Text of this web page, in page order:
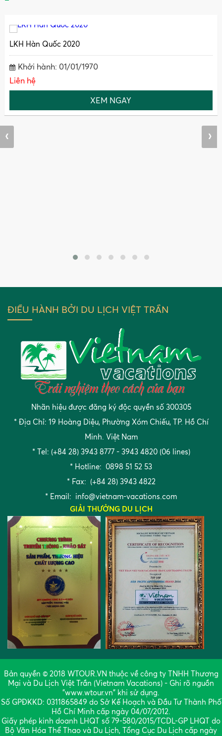
LKH Hàn Quốc 2020
Khởi hành: 01/01/1970
Liên hệ
XEM NGAY
‹ ›
ĐIỀU HÀNH BỞI DU LỊCH VIỆT TRẦN
Nhãn hiệu được đăng ký độc quyền số 300305
* Địa Chỉ: 19 Hoàng Diệu, Phường Xóm Chiếu, TP. Hồ Chí
Minh. Việt Nam
* Tel: (+84 28) 3943 8777 - 3943 4820 (06 lines)
* Hotline: 0898 51 52 53
* Fax: (+84 28) 3943 4822
* Email: info@vietnam-vacations.com
GIẢI THƯỞNG DU LỊCH
Bản quyền © 2018 WTOUR.VN thuộc về công ty TNHH Thương
Mại và Du Lịch Việt Trần (Vietnam Vacations) - Ghi rõ nguồn
"www.wtour.vn" khi sử dụng.
Số GPĐKKD: 0311865849 do Sở Kế Hoạch và Đầu Tư Thành Phố
Hồ Chí Minh cấp ngày 04/07/2012.
Giấy phép kinh doanh LHQT số 79-580/2015/TCDL-GP LHQT do
Bộ Văn Hóa Thể Thao và Du Lịch, Tổng Cục Du Lịch cấp ngày